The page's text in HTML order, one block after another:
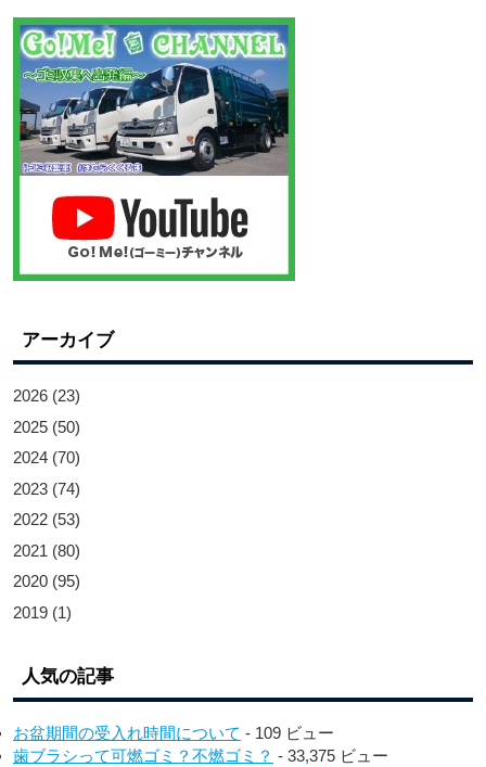
アーカイブ
2026 (23)
2025 (50)
2024 (70)
2023 (74)
2022 (53)
2021 (80)
2020 (95)
2019 (1)
人気の記事
お盆期間の受入れ時間について - 109 ビュー
歯ブラシって可燃ゴミ？不燃ゴミ？ - 33,375 ビュー